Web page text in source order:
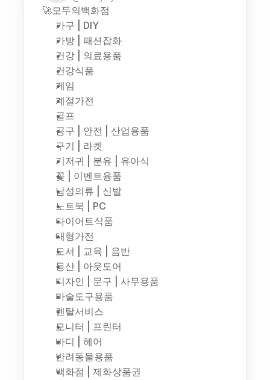
🚀모두의백화점
가구 | DIY
가방 | 패션잡화
건강 | 의료용품
건강식품
게임
계절가전
골프
공구 | 안전 | 산업용품
구기 | 라켓
기저귀 | 분유 | 유아식
꽃 | 이벤트용품
남성의류 | 신발
노트북 | PC
다이어트식품
대형가전
도서 | 교육 | 음반
등산 | 아웃도어
디자인 | 문구 | 사무용품
마술도구용품
렌탈서비스
모니터 | 프린터
바디 | 헤어
반려동물용품
백화점 | 제화상품권